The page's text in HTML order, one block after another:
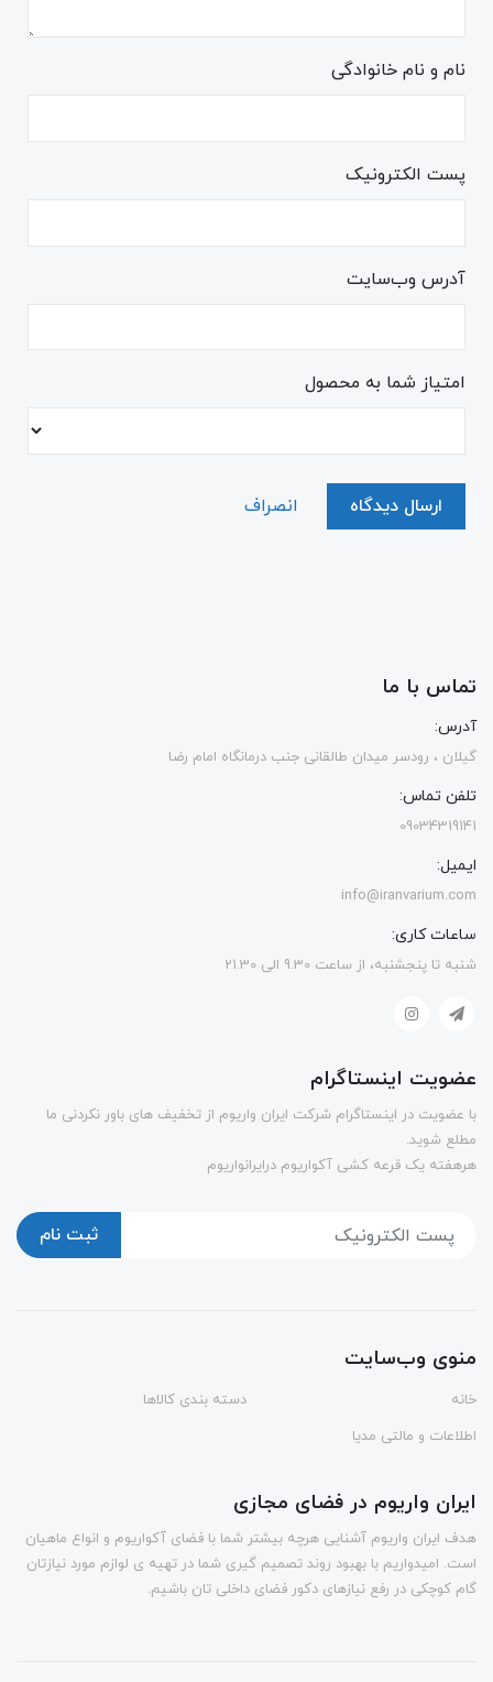
نام و نام خانوادگی
پست الکترونیک
آدرس وب‌سایت
امتیاز شما به محصول
ارسال دیدگاه انصراف
تماس با ما
آدرس:
گیلان ، رودسر میدان طالقانی جنب درمانگاه امام رضا
تلفن تماس:
09034319141
ایمیل:
info@iranvarium.com
ساعات کاری:
شنبه تا پنجشنبه، از ساعت 9.30 الی 21.30
عضویت اینستاگرام
با عضویت در اینستاگرام شرکت ایران واریوم از تخفیف های باور نکردنی ما
مطلع شوید.
هرهفته یک قرعه کشی آکواریوم درایرانواریوم
ثبت نام
منوی وب‌سایت
خانه
دسته بندی کالاها
اطلاعات و مالتی مدیا
ایران واریوم در فضای مجازی
هدف ایران واریوم آشنایی هرچه بیشتر شما با فضای آکواریوم و انواع ماهیان
است. امیدواریم با بهبود روند تصمیم گیری شما در تهیه ی لوازم مورد نیازتان
گام کوچکی در رفع نیازهای دکور فضای داخلی تان باشیم.